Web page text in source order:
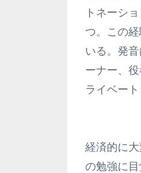
トネーシ
つ。この
いる。発
ーナー、
ライベー
経済的に
の勉強に